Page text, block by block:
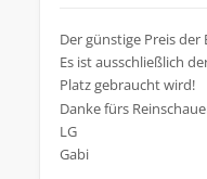
Der günstige Preis
Es ist ausschließlich
Platz gebraucht wird!
Danke fürs
LG
Gabi